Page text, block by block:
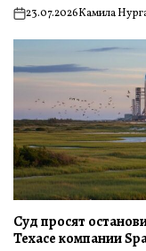
on23.07.2026Камила
Суд просят
Техасе компании